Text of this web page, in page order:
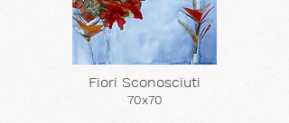
Fiori Sconosciuti
70x70